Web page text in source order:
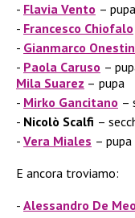
Flavia Vento –
Francesco Chiofalo
Gianmarco
Paola Caruso –
Mila Suarez – pupa
Mirko Gancitano –
Nicolò Scalfi –
Vera Miales – pupa
E ancora troviamo:
Alessandro De Meo